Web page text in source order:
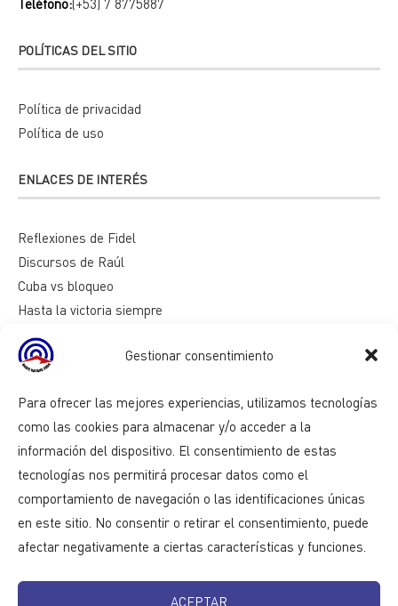
Gestionar consentimiento
Para ofrecer las mejores experiencias, utilizamos tecnologías
como las cookies para almacenar y/o acceder a la
información del dispositivo. El consentimiento de estas
tecnologías nos permitirá procesar datos como el
comportamiento de navegación o las identificaciones únicas
en este sitio. No consentir o retirar el consentimiento, puede
afectar negativamente a ciertas características y funciones.
ACEPTAR
Teléfono:(+53) 7 8775887
POLÍTICAS DEL SITIO
Política de privacidad
Política de uso
ENLACES DE INTERÉS
Reflexiones de Fidel
Discursos de Raúl
Cuba vs bloqueo
Hasta la victoria siempre
Mesa redonda
Razones de Cuba